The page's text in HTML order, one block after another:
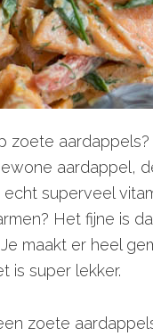
zoete
aardappel,
superveel
Het fijne is
maakt er heel
is super lekker.
zoete